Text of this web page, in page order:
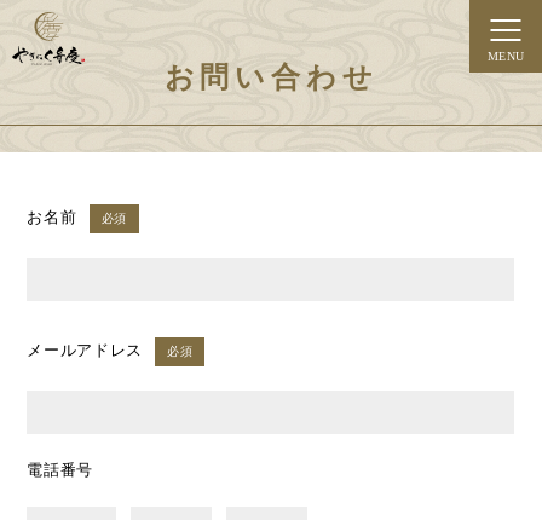
MENU
お問い合わせ
お名前 必須
メールアドレス 必須
電話番号